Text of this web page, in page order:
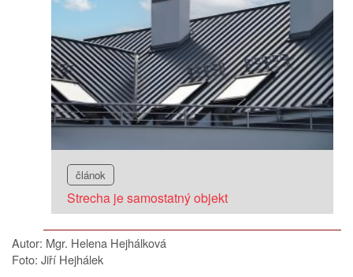
článok
Strecha je samostatný objekt
Autor: Mgr. Helena Hejhálková
Foto: Jiří Hejhálek